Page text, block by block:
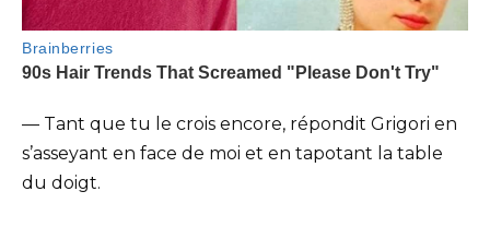
— Tant que tu le crois encore, répondit Grigori en
s’asseyant en face de moi et en tapotant la table
du doigt.